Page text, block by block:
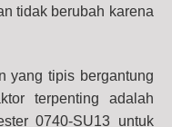
tidak berubah karena
yang tipis bergantung
terpenting adalah
0740-SU13 untuk